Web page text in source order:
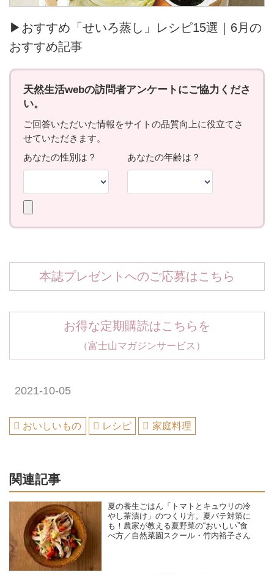
▶おすすめ「せいろ蒸し」レシピ15選｜6月の
おすすめ記事
本誌プレゼントへのご応募はこちら
お得な定期購読はこちらを
（富士山マガジンサービス）
2021-10-05
おいしいもの レシピ 家庭料理
関連記事
夏の養生ごはん「トマトとキュウリの冷
やし茶漬け」のつくり方。夏バテ対策に
も！農家が教える夏野菜の“おいしい”食
べ方／自然菜園スクール・竹内裕子さん